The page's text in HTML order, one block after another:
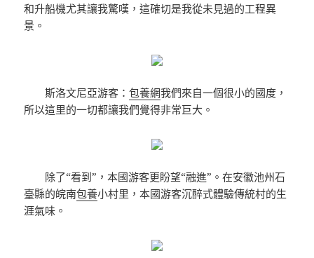
和升船機尤其讓我驚嘆，這確切是我從未見過的工程異
景。
斯洛文尼亞游客：包養網我們來自一個很小的國度，
所以這里的一切都讓我們覺得非常巨大。
除了“看到”，本國游客更盼望“融進”。在安徽池州石
臺縣的皖南包養小村里，本國游客沉醉式體驗傳統村的生
涯氣味。